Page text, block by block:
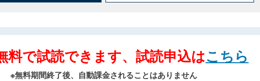
料で試読できます、試読申込はこちら
※無料期間終了後、自動課金されることはありません